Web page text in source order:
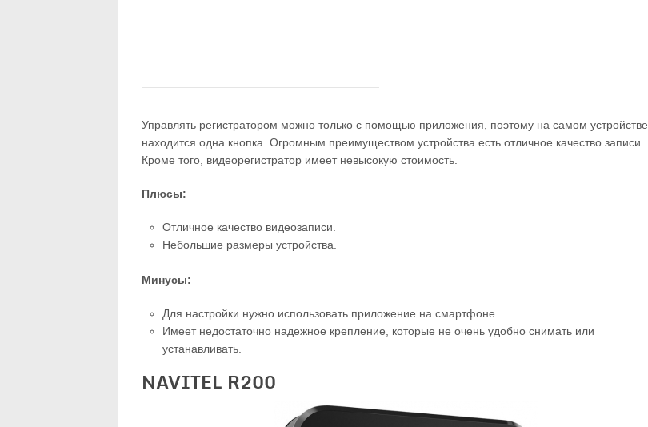
Управлять регистратором можно только с помощью приложения, поэтому на самом устройстве
находится одна кнопка. Огромным преимуществом устройства есть отличное качество записи.
Кроме того, видеорегистратор имеет невысокую стоимость.
Плюсы:
Отличное качество видеозаписи.
Небольшие размеры устройства.
Минусы:
Для настройки нужно использовать приложение на смартфоне.
Имеет недостаточно надежное крепление, которые не очень удобно снимать или
устанавливать.
NAVITEL R200